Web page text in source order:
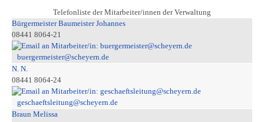
Telefonliste der Mitarbeiter/innen der Verwaltung
Bürgermeister Baumeister Johannes
08441 8064-21
buergermeister@scheyern.de
N. N.
08441 8064-24
geschaeftsleitung@scheyern.de
Braun Melissa